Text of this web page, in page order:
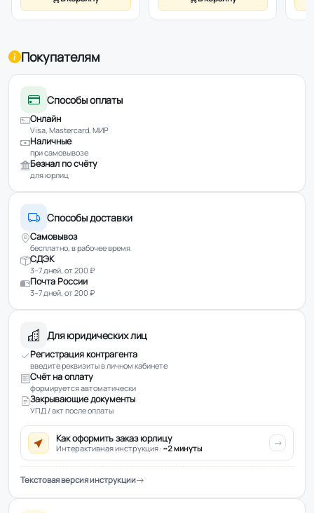
ZMM1089SUA(00) 887.89 ZMM1099IRU(00)
Покупателям
Способы оплаты
Онлайн
Visa, Mastercard, МИР
Наличные
при самовывозе
Безнал по счёту
для юрлиц
Способы доставки
Самовывоз
бесплатно, в рабочее время
СДЭК
3–7 дней, от 200 ₽
Почта России
3–7 дней, от 200 ₽
Для юридических лиц
Регистрация контрагента
введите реквизиты в личном кабинете
Счёт на оплату
формируется автоматически
Закрывающие документы
УПД / акт после оплаты
Как оформить заказ юрлицу
Интерактивная инструкция · ~2 минуты
Текстовая версия инструкции